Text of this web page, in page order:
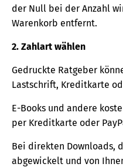
der Null bei der Anzahl
Warenkorb entfernt.
2. Zahlart wählen
Gedruckte Ratgeber
Lastschrift, Kreditkarte
E-Books und andere
per Kreditkarte oder
Bei direkten Downloads,
abgewickelt und von